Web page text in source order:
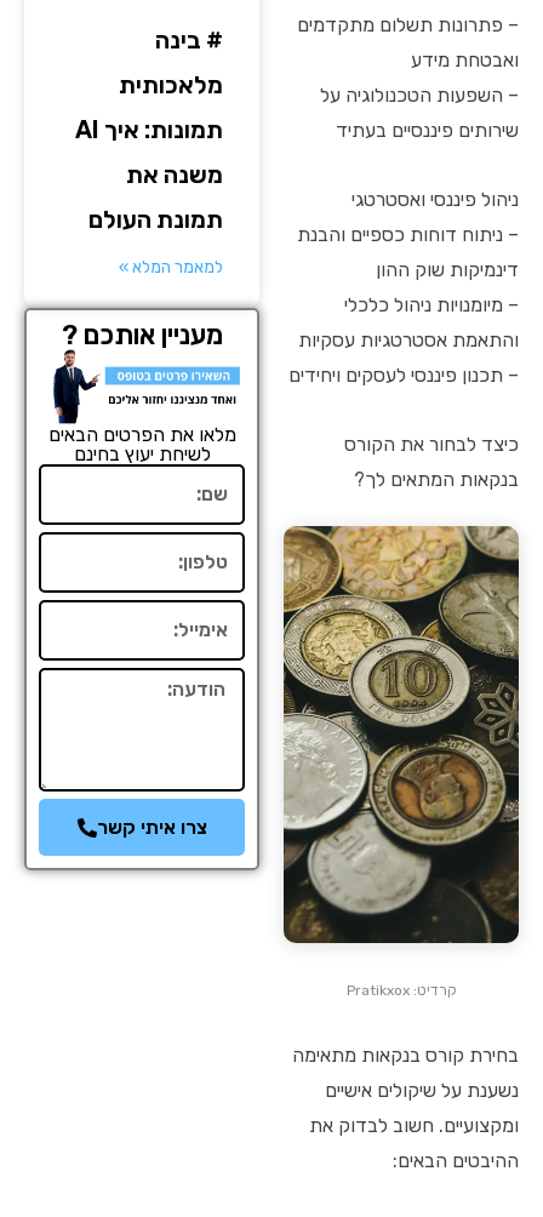
– פתרונות תשלום מתקדמים
ואבטחת מידע
– השפעות הטכנולוגיה על
שירותים פיננסיים בעתיד
ניהול פיננסי ואסטרטגי
– ניתוח דוחות כספיים והבנת
דינמיקות שוק ההון
– מיומנויות ניהול כלכלי
והתאמת אסטרטגיות עסקיות
– תכנון פיננסי לעסקים ויחידים
כיצד לבחור את הקורס
בנקאות המתאים לך?
קרדיט: Pratikxox
בחירת קורס בנקאות מתאימה
נשענת על שיקולים אישיים
ומקצועיים. חשוב לבדוק את
ההיבטים הבאים:
# בינה
מלאכותית
תמונות: איך AI
משנה את
תמונת העולם
למאמר המלא »
מעניין אותכם ?
מלאו את הפרטים הבאים
לשיחת יעוץ בחינם
הודעה
צרו איתי קשר